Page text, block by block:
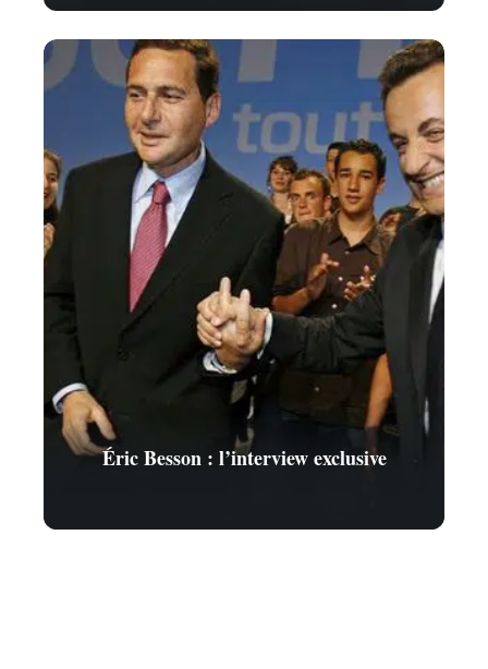
Éric Besson : l’interview exclusive